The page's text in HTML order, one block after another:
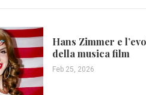
Hans Zimmer e
della musica film
Feb 25, 2026